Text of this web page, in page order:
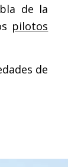
de la
pilotos
de